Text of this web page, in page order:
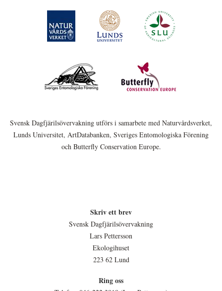
Svensk Dagfjärilsövervakning utförs i samarbete med Naturvårdsverket,
Lunds Universitet, ArtDatabanken, Sveriges Entomologiska Förening
och Butterfly Conservation Europe.
Skriv ett brev
Svensk Dagfjärilsövervakning
Lars Pettersson
Ekologihuset
223 62 Lund
Ring oss